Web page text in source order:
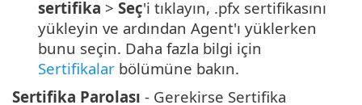
sertifika > Seç'i tıklayın, .pfx sertifikasını
yükleyin ve ardından Agent'ı yüklerken
bunu seçin. Daha fazla bilgi için
Sertifikalar bölümüne bakın.
Sertifika Parolası - Gerekirse Sertifika